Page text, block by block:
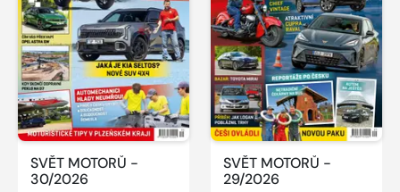
SVĚT MOTORŮ -
30/2026
SVĚT MOTORŮ -
29/2026